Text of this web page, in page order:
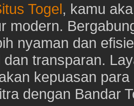
Togel, kamu
modern.
nyaman dan
transparan.
kepuasan
dengan Bandar